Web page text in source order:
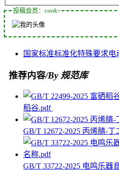
投稿会员：cook
国家标准标准化特殊要求电
推荐内容/By 规范库
稻谷.pdf
GB/T 12672-2025 丙烯腈-
GB/T 33722-2025 电鸣乐器